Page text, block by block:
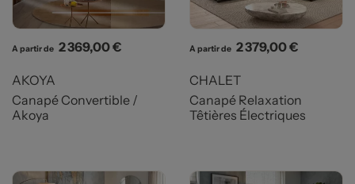
A partir de Prix
2 369,00 €
AKOYA
Canapé Convertible /
Akoya
A partir de Prix
2 379,00 €
CHALET
Canapé Relaxation
Têtières Électriques